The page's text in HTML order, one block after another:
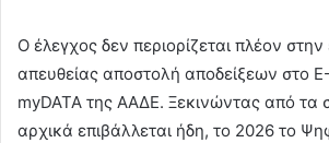
Ο έλεγχος δεν περιορίζεται πλέον
απευθείας αποστολή αποδείξεων στο
myDATA της ΑΑΔΕ. Ξεκινώντας από τα
αρχικά επιβάλλεται ήδη, το 2026 το